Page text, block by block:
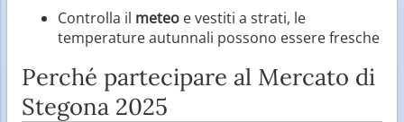
Controlla il meteo e vestiti a strati, le
temperature autunnali possono essere fresche
Perché partecipare al Mercato di
Stegona 2025